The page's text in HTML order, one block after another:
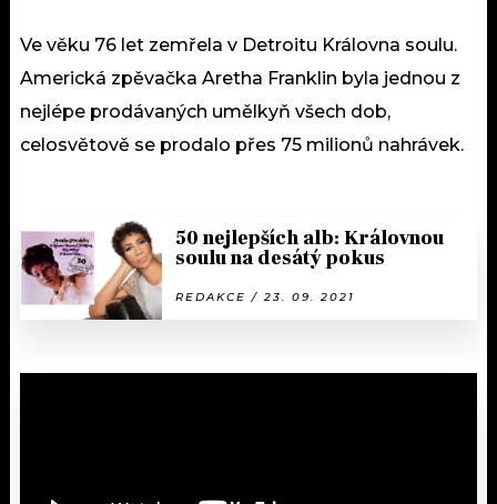
Ve věku 76 let zemřela v Detroitu Královna soulu.
Americká zpěvačka Aretha Franklin byla jednou z
nejlépe prodávaných umělkyň všech dob,
celosvětově se prodalo přes 75 milionů nahrávek.
50 nejlepších alb: Královnou
soulu na desátý pokus
REDAKCE / 23. 09. 2021